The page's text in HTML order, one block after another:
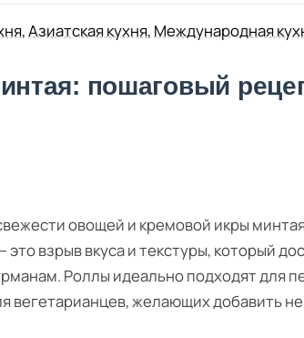
,Азиатская кухня, Международная
пошаговый
овощей и кремовой икры
взрыв вкуса и текстуры, который
Роллы идеально подходят для
вегетарианцев, желающих добавить